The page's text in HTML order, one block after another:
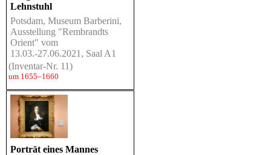
Lehnstuhl
Potsdam, Museum Barberini,
Ausstellung "Rembrandts
Orient" vom
13.03.-27.06.2021, Saal A1
(Inventar-Nr. 11)
um 1655–1660
Porträt eines Mannes